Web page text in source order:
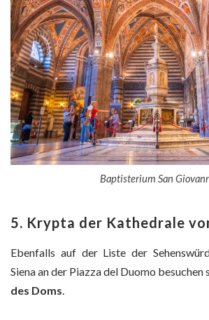
Baptisterium San
5. Krypta der Kathedrale
Ebenfalls auf der Liste der
Siena an der Piazza del Duomo besuchen
des Doms.